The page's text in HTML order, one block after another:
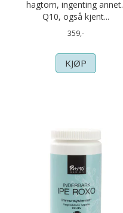
hagtorn, ingenting annet.
Q10, også kjent...
359,-
KJØP